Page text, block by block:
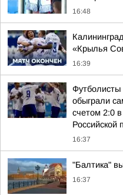
16:48
«Крылья
16:39
Футболисты
обыграли
счетом 2:0 в
Российской
16:37
"Балтика"
16:37